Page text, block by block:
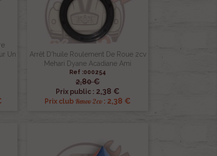
Un
Arrêt D'huile Roulement De Roue 2cv
Mehari Dyane Acadiane Ami
Ref :000254
2,80 €
Prix public : 2,38 €
Prix club Renov 2cv : 2,38 €
 Aperçu rapide